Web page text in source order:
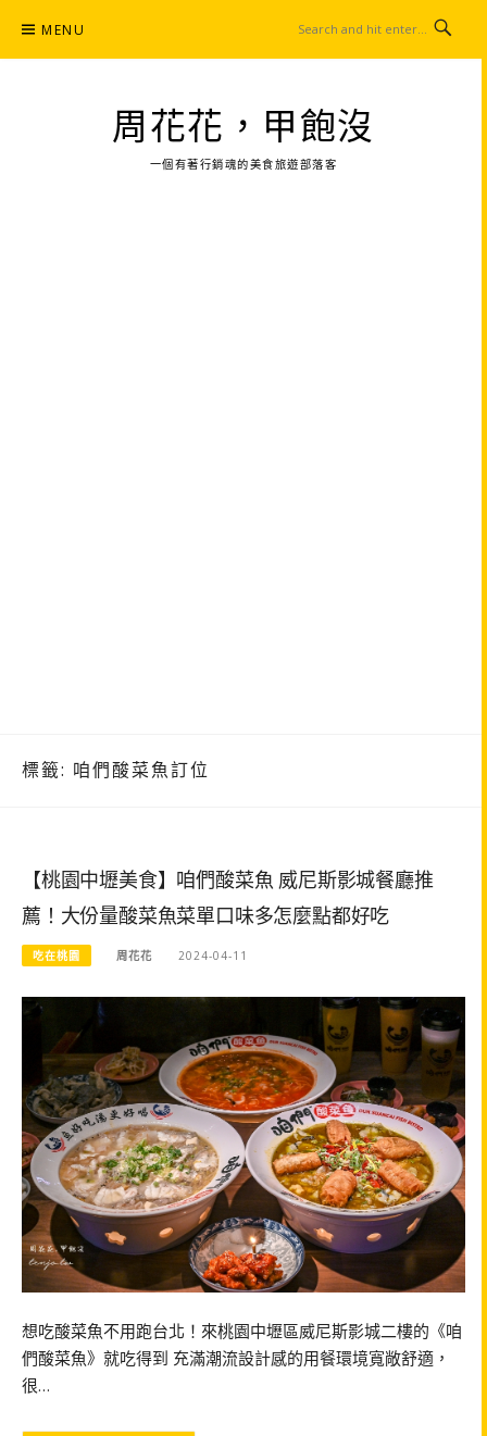
content
MENU
周花花，甲飽沒
一個有著行銷魂的美食旅遊部落客
標籤: 咱們酸菜魚訂位
【桃園中壢美食】咱們酸菜魚 威尼斯影城餐廳推
薦！大份量酸菜魚菜單口味多怎麼點都好吃
吃在桃園 周花花 2024-04-11
想吃酸菜魚不用跑台北！來桃園中壢區威尼斯影城二樓的《咱
們酸菜魚》就吃得到 充滿潮流設計感的用餐環境寬敞舒適，
很…